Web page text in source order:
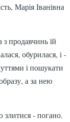
Марія Іванівна
продавчинь їй
обурилася, і -
і пошукати
а за нею
злитися - погано.